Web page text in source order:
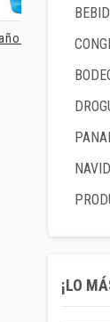
¡LO